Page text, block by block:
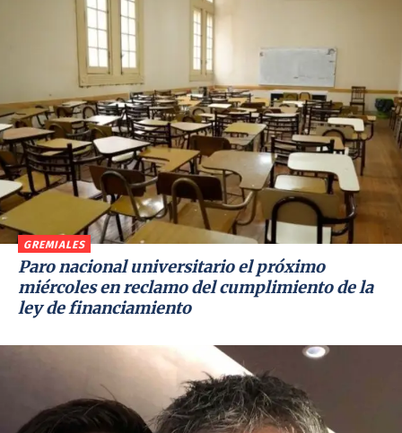
GREMIALES
Paro nacional universitario el próximo
miércoles en reclamo del cumplimiento de la
ley de financiamiento